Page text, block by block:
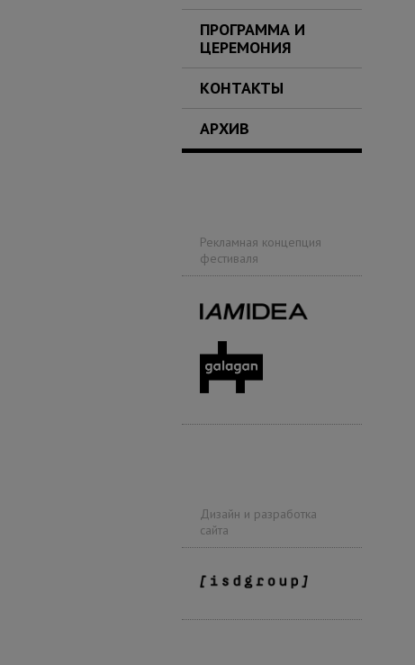
ПРОГРАММА И
ЦЕРЕМОНИЯ
КОНТАКТЫ
АРХИВ
Рекламная концепция
фестиваля
Дизайн и разработка
сайта